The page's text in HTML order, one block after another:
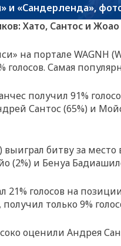
и «Сандерленда»,
Хато, Сантос и
на портале WAGNH
голосов. Самая
получил 91%
Сантос (65%) и
выиграл битву за
(2%) и Бенуа
21% голосов на
только 9%
оценили Андрея